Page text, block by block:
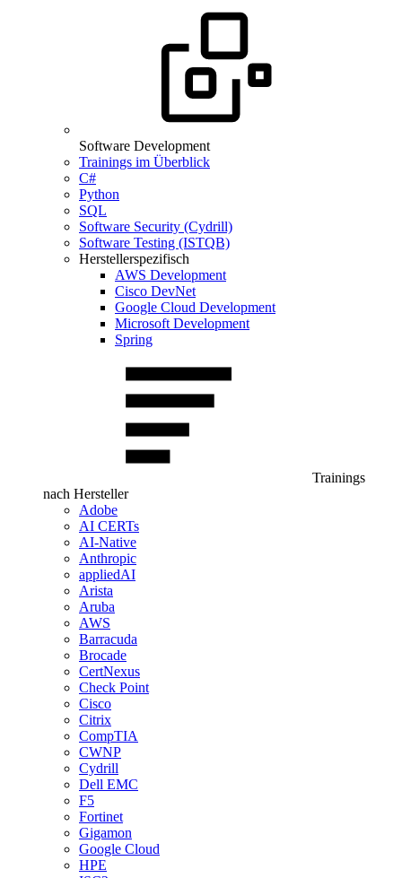
Software Development
Trainings im Überblick
C#
Python
SQL
Software Security (Cydrill)
Software Testing (ISTQB)
Herstellerspezifisch
AWS Development
Cisco DevNet
Google Cloud Development
Microsoft Development
Spring
Trainings
nach Hersteller
Adobe
AI CERTs
AI-Native
Anthropic
appliedAI
Arista
Aruba
AWS
Barracuda
Brocade
CertNexus
Check Point
Cisco
Citrix
CompTIA
CWNP
Cydrill
Dell EMC
F5
Fortinet
Gigamon
Google Cloud
HPE